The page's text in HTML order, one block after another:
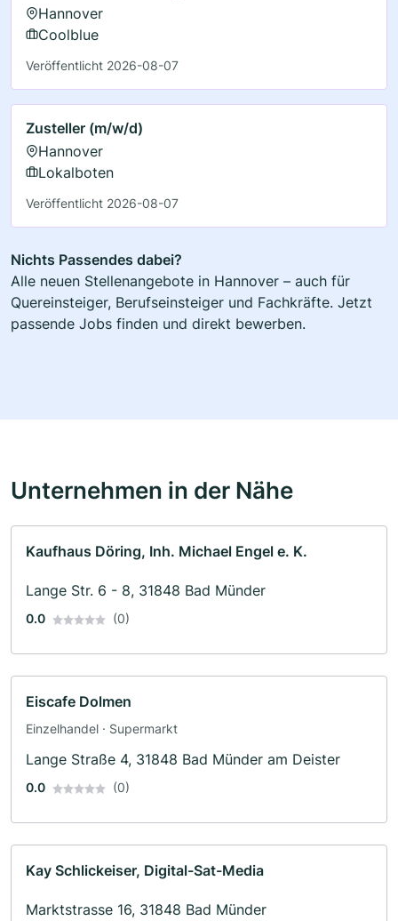
Hannover
Coolblue
Veröffentlicht 2026-08-07
Zusteller (m/w/d)
Hannover
Lokalboten
Veröffentlicht 2026-08-07
Nichts Passendes dabei?
Alle neuen Stellenangebote in Hannover – auch für
Quereinsteiger, Berufseinsteiger und Fachkräfte. Jetzt
passende Jobs finden und direkt bewerben.
Unternehmen in der Nähe
Kaufhaus Döring, Inh. Michael Engel e. K.
Lange Str. 6 - 8, 31848 Bad Münder
0.0 (0)
Eiscafe Dolmen
Einzelhandel · Supermarkt
Lange Straße 4, 31848 Bad Münder am Deister
0.0 (0)
Kay Schlickeiser, Digital-Sat-Media
Marktstrasse 16, 31848 Bad Münder